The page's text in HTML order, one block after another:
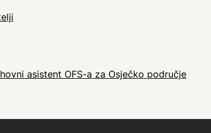
asistent OFS-a za Osječko područje